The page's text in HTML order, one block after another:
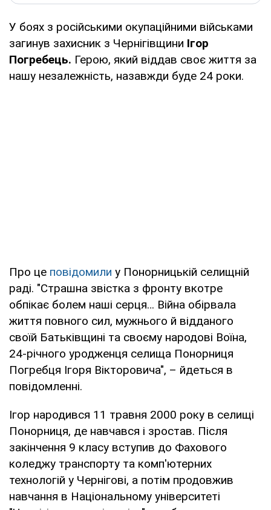
У боях з російськими окупаційними військами
загинув захисник з Чернігівщини Ігор
Погребець. Герою, який віддав своє життя за
нашу незалежність, назавжди буде 24 роки.
Про це повідомили у Понорницькій селищній
раді. "Страшна звістка з фронту вкотре
обпікає болем наші серця… Війна обірвала
життя повного сил, мужнього й відданого
своїй Батьківщині та своєму народові Воїна,
24-річного уродженця селища Понорниця
Погребця Ігоря Вікторовича", – йдеться в
повідомленні.
Ігор народився 11 травня 2000 року в селищі
Понорниця, де навчався і зростав. Після
закінчення 9 класу вступив до Фахового
коледжу транспорту та комп'ютерних
технологій у Чернігові, а потім продовжив
навчання в Національному університеті